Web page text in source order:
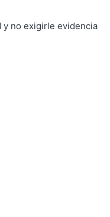
y no exigirle evidencia